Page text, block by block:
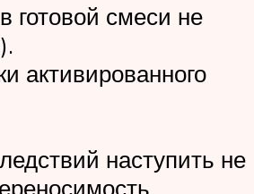
готовой смеси не
активированного
наступить не